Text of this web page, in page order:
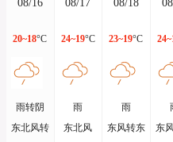
08/16
20~18°C
雨转阴
东北风转
08/17
24~19°C
雨
东北风
08/18
23~19°C
雨
东风转东
东